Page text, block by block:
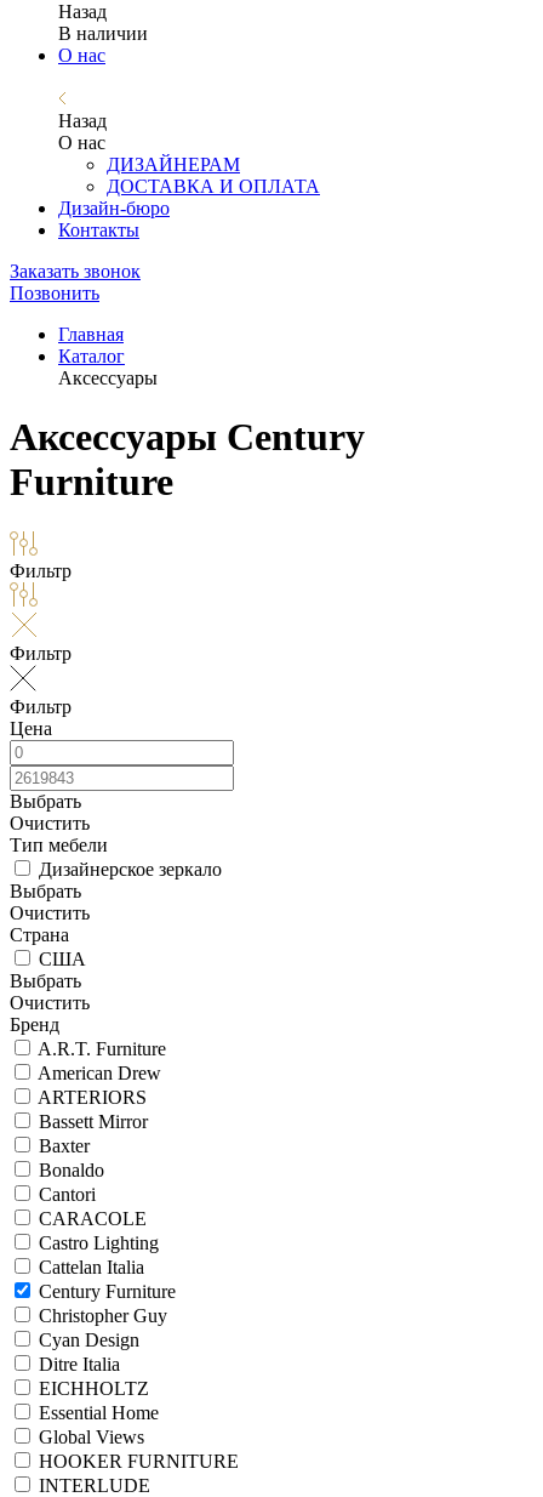
Назад
В наличии
О нас
Назад
О нас
ДИЗАЙНЕРАМ
ДОСТАВКА И ОПЛАТА
Дизайн-бюро
Контакты
Заказать звонок
Позвонить
Главная
Каталог
Аксессуары
Аксессуары Century
Furniture
Фильтр
Фильтр
Фильтр
Цена
Выбрать
Очистить
Тип мебели
Дизайнерское зеркало
Выбрать
Очистить
Страна
США
Выбрать
Очистить
Бренд
A.R.T. Furniture
American Drew
ARTERIORS
Bassett Mirror
Baxter
Bonaldo
Cantori
CARACOLE
Castro Lighting
Cattelan Italia
Century Furniture
Christopher Guy
Cyan Design
Ditre Italia
EICHHOLTZ
Essential Home
Global Views
HOOKER FURNITURE
INTERLUDE